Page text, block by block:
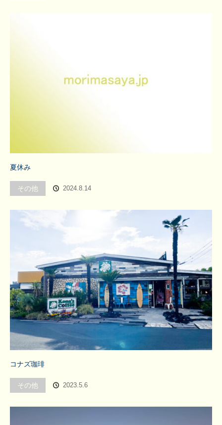
夏休み
その他 2024.8.14
コナズ珈琲
その他 2023.5.6